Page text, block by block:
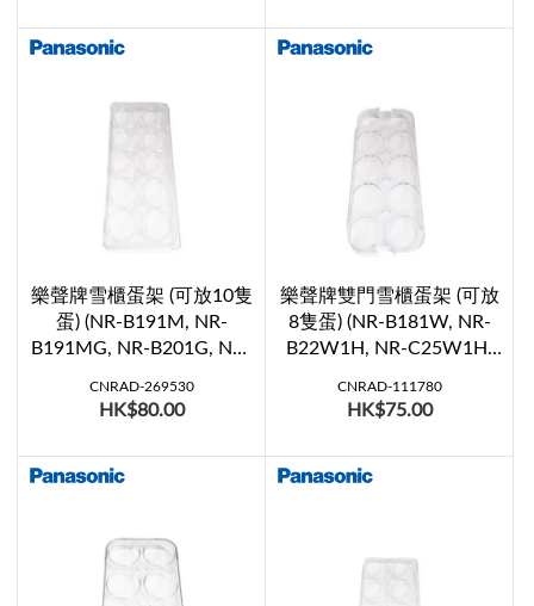
BL268PE, NR-BL307NE,
NR-BL308PE, NR-
樂聲牌雪櫃蛋架 (可放10隻
蛋) (NR-B191M, NR-
B191MG, NR-B201G, NR-
B231MG, NR-B242G, NR-
B281G, NR-B282G, NR-
B362M, NR-B363M, NR-
B401M, NR-B403V, NR-
BW414, NR-BW464, NR-
BX418, NR-BX468)
CNRAD-269530
HK$80.00
樂聲牌雙門雪櫃蛋架 (可放
8隻蛋) (NR-B181W, NR-
B22W1H, NR-C25W1H,
CNRAD-111780
HK$75.00